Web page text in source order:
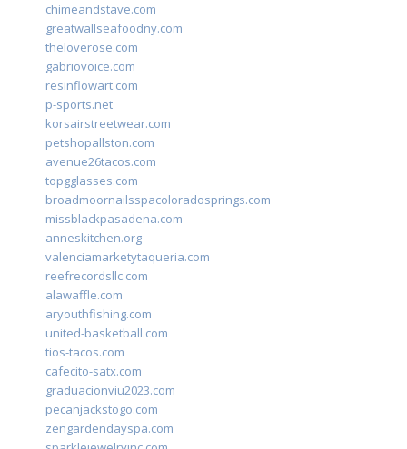
chimeandstave.com
greatwallseafoodny.com
theloverose.com
gabriovoice.com
resinflowart.com
p-sports.net
korsairstreetwear.com
petshopallston.com
avenue26tacos.com
topgglasses.com
broadmoornailsspacoloradosprings.com
missblackpasadena.com
anneskitchen.org
valenciamarketytaqueria.com
reefrecordsllc.com
alawaffle.com
aryouthfishing.com
united-basketball.com
tios-tacos.com
cafecito-satx.com
graduacionviu2023.com
pecanjackstogo.com
zengardendayspa.com